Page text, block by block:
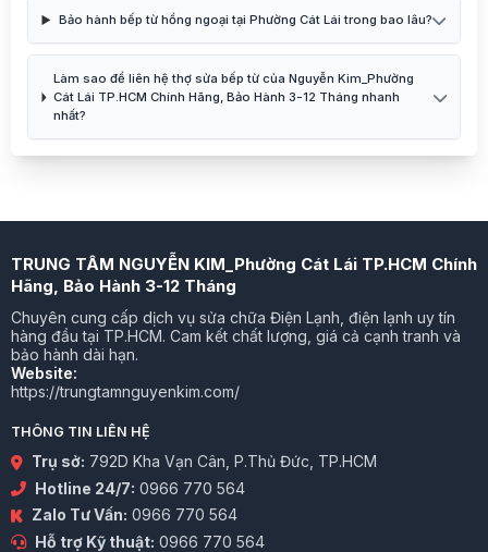
Bảo hành bếp từ hồng ngoại tại Phường Cát Lái trong bao lâu?
Làm sao để liên hệ thợ sửa bếp từ của Nguyễn Kim_Phường
Cát Lái TP.HCM Chính Hãng, Bảo Hành 3-12 Tháng nhanh
nhất?
TRUNG TÂM NGUYỄN KIM_Phường Cát Lái TP.HCM Chính
Hãng, Bảo Hành 3-12 Tháng
Chuyên cung cấp dịch vụ sửa chữa Điện Lạnh, điện lạnh uy tín
hàng đầu tại TP.HCM. Cam kết chất lượng, giá cả cạnh tranh và
bảo hành dài hạn.
Website:
https://trungtamnguyenkim.com/
THÔNG TIN LIÊN HỆ
Trụ sở: 792D Kha Vạn Cân, P.Thủ Đức, TP.HCM
Hotline 24/7: 0966 770 564
Zalo Tư Vấn: 0966 770 564
Hỗ trợ Kỹ thuật: 0966 770 564